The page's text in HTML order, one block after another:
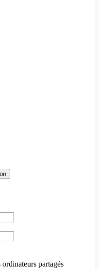
partagés